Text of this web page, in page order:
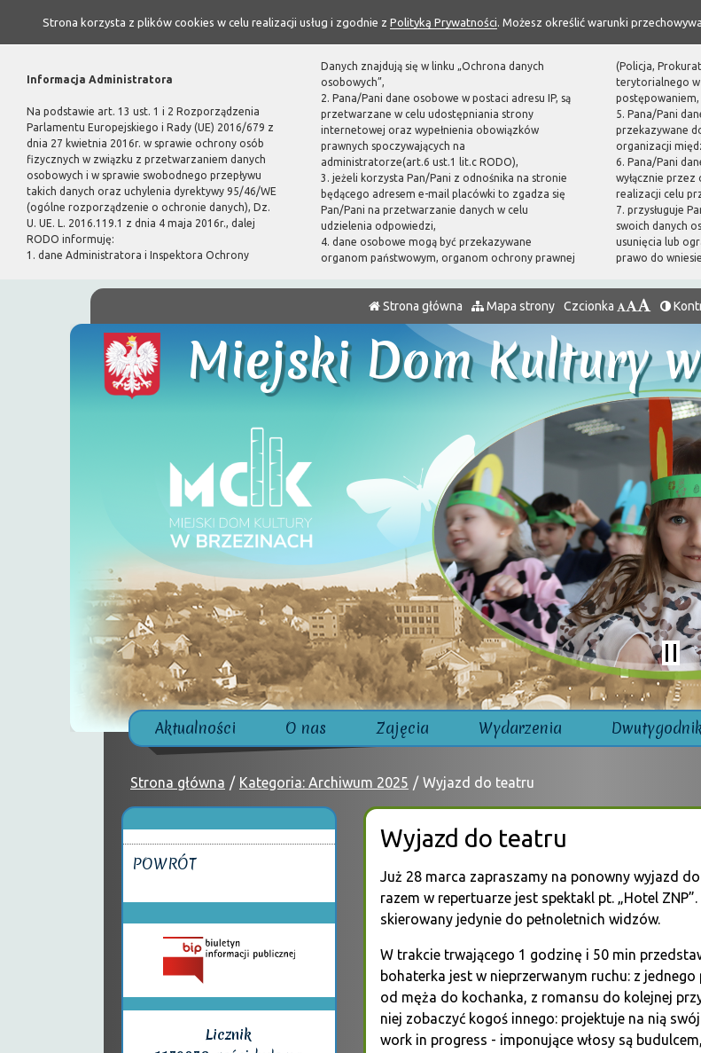
Strona korzysta z plików cookies w celu realizacji usług i zgodnie z Polityką Prywatności. Możesz określić warunki
Informacja Administratora
Na podstawie art. 13 ust. 1 i 2 Rozporządzenia
Parlamentu Europejskiego i Rady (UE) 2016/679 z
dnia 27 kwietnia 2016r. w sprawie ochrony osób
fizycznych w związku z przetwarzaniem danych
osobowych i w sprawie swobodnego przepływu
takich danych oraz uchylenia dyrektywy 95/46/WE
(ogólne rozporządzenie o ochronie danych), Dz.
U. UE. L. 2016.119.1 z dnia 4 maja 2016r., dalej
RODO informuję:
1. dane Administratora i Inspektora Ochrony
Danych znajdują się w linku „Ochrona danych
osobowych”,
2. Pana/Pani dane osobowe w postaci adresu IP, są
przetwarzane w celu udostępniania strony
internetowej oraz wypełnienia obowiązków
prawnych spoczywających na
administratorze(art.6 ust.1 lit.c RODO),
3. jeżeli korzysta Pan/Pani z odnośnika na stronie
będącego adresem e-mail placówki to zgadza się
Pan/Pani na przetwarzanie danych w celu
udzielenia odpowiedzi,
4. dane osobowe mogą być przekazywane
organom państwowym, organom ochrony prawnej
(Policja,
terytorialnego w
postępowaniem,
5. Pana/Pani
przekazywane
organizacji
6. Pana/Pani
wyłącznie przez
realizacji celu
7. przysługuje
swoich danych
usunięcia lub
prawo do
Strona główna Mapa strony Czcionka
Miejski Dom Kultury
Aktualności O nas Zajęcia Wydarzenia
Strona główna Kategoria: Archiwum 2025 Wyjazd do teatru
Wyjazd do teatru
Już 28 marca zapraszamy na ponowny wyjazd
razem w repertuarze jest spektakl pt. „Hotel
skierowany jedynie do pełnoletnich widzów.
W trakcie trwającego 1 godzinę i 50 min
bohaterka jest w nieprzerwanym ruchu: z
od męża do kochanka, z romansu do kolejnej
niej zobaczyć kogoś innego: projektuje na nią
work in progress - imponujące włosy są
POWRÓT
Licznik